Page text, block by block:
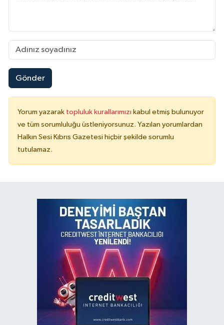
Gönder
Yorum yazarak topluluk kurallarımızı kabul etmiş bulunuyor
ve tüm sorumluluğu üstleniyorsunuz. Yazılan yorumlardan
Halkın Sesi Kıbrıs Gazetesi hiçbir şekilde sorumlu
tutulamaz.